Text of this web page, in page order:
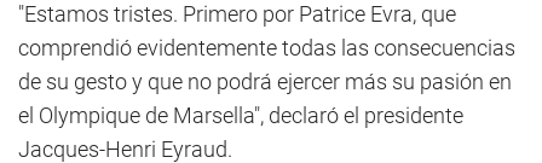
"Estamos tristes. Primero por Patrice Evra, que
comprendió evidentemente todas las consecuencias
de su gesto y que no podrá ejercer más su pasión en
el Olympique de Marsella", declaró el presidente
Jacques-Henri Eyraud.